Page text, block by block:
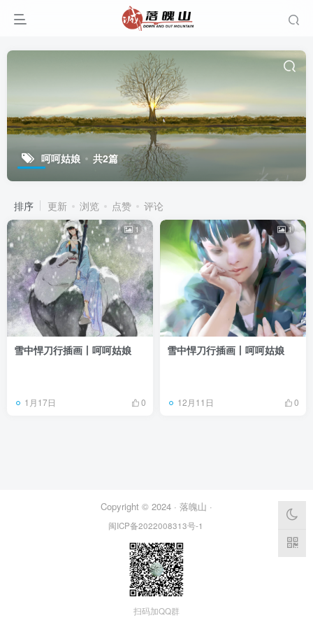
呵呵姑娘 共2篇
排序 更新 浏览 点赞 评论
1
雪中悍刀行插画丨呵呵姑娘
1月17日 0
1
雪中悍刀行插画丨呵呵姑娘
12月11日 0
Copyright © 2024 · 落魄山 ·
闽ICP备2022008313号-1
扫码加QQ群